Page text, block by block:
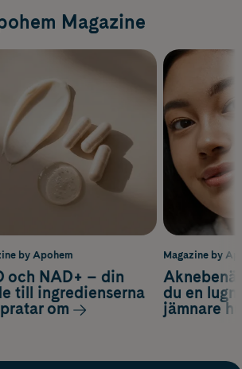
Magazine
Magazine by
du en
jämnare
by Apohem
och NAD+ – din
till ingredienserna
om